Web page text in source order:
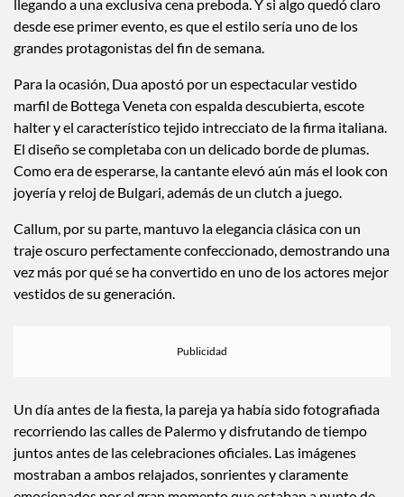
Las celebraciones comenzaron oficialmente en Palermo,
Sicilia, donde Dua Lipa y Callum Turner fueron vistos
llegando a una exclusiva cena preboda. Y si algo quedó claro
desde ese primer evento, es que el estilo sería uno de los
grandes protagonistas del fin de semana.
Para la ocasión, Dua apostó por un espectacular vestido
marfil de Bottega Veneta con espalda descubierta, escote
halter y el característico tejido intrecciato de la firma italiana.
El diseño se completaba con un delicado borde de plumas.
Como era de esperarse, la cantante elevó aún más el look con
joyería y reloj de Bulgari, además de un clutch a juego.
Callum, por su parte, mantuvo la elegancia clásica con un
vez más por qué se ha convertido en uno de los actores mejor
Un día antes de la fiesta, la pareja ya había sido fotografiada